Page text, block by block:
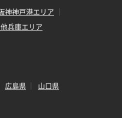
神神戸港エリア
兵庫エリア
広島県 山口県